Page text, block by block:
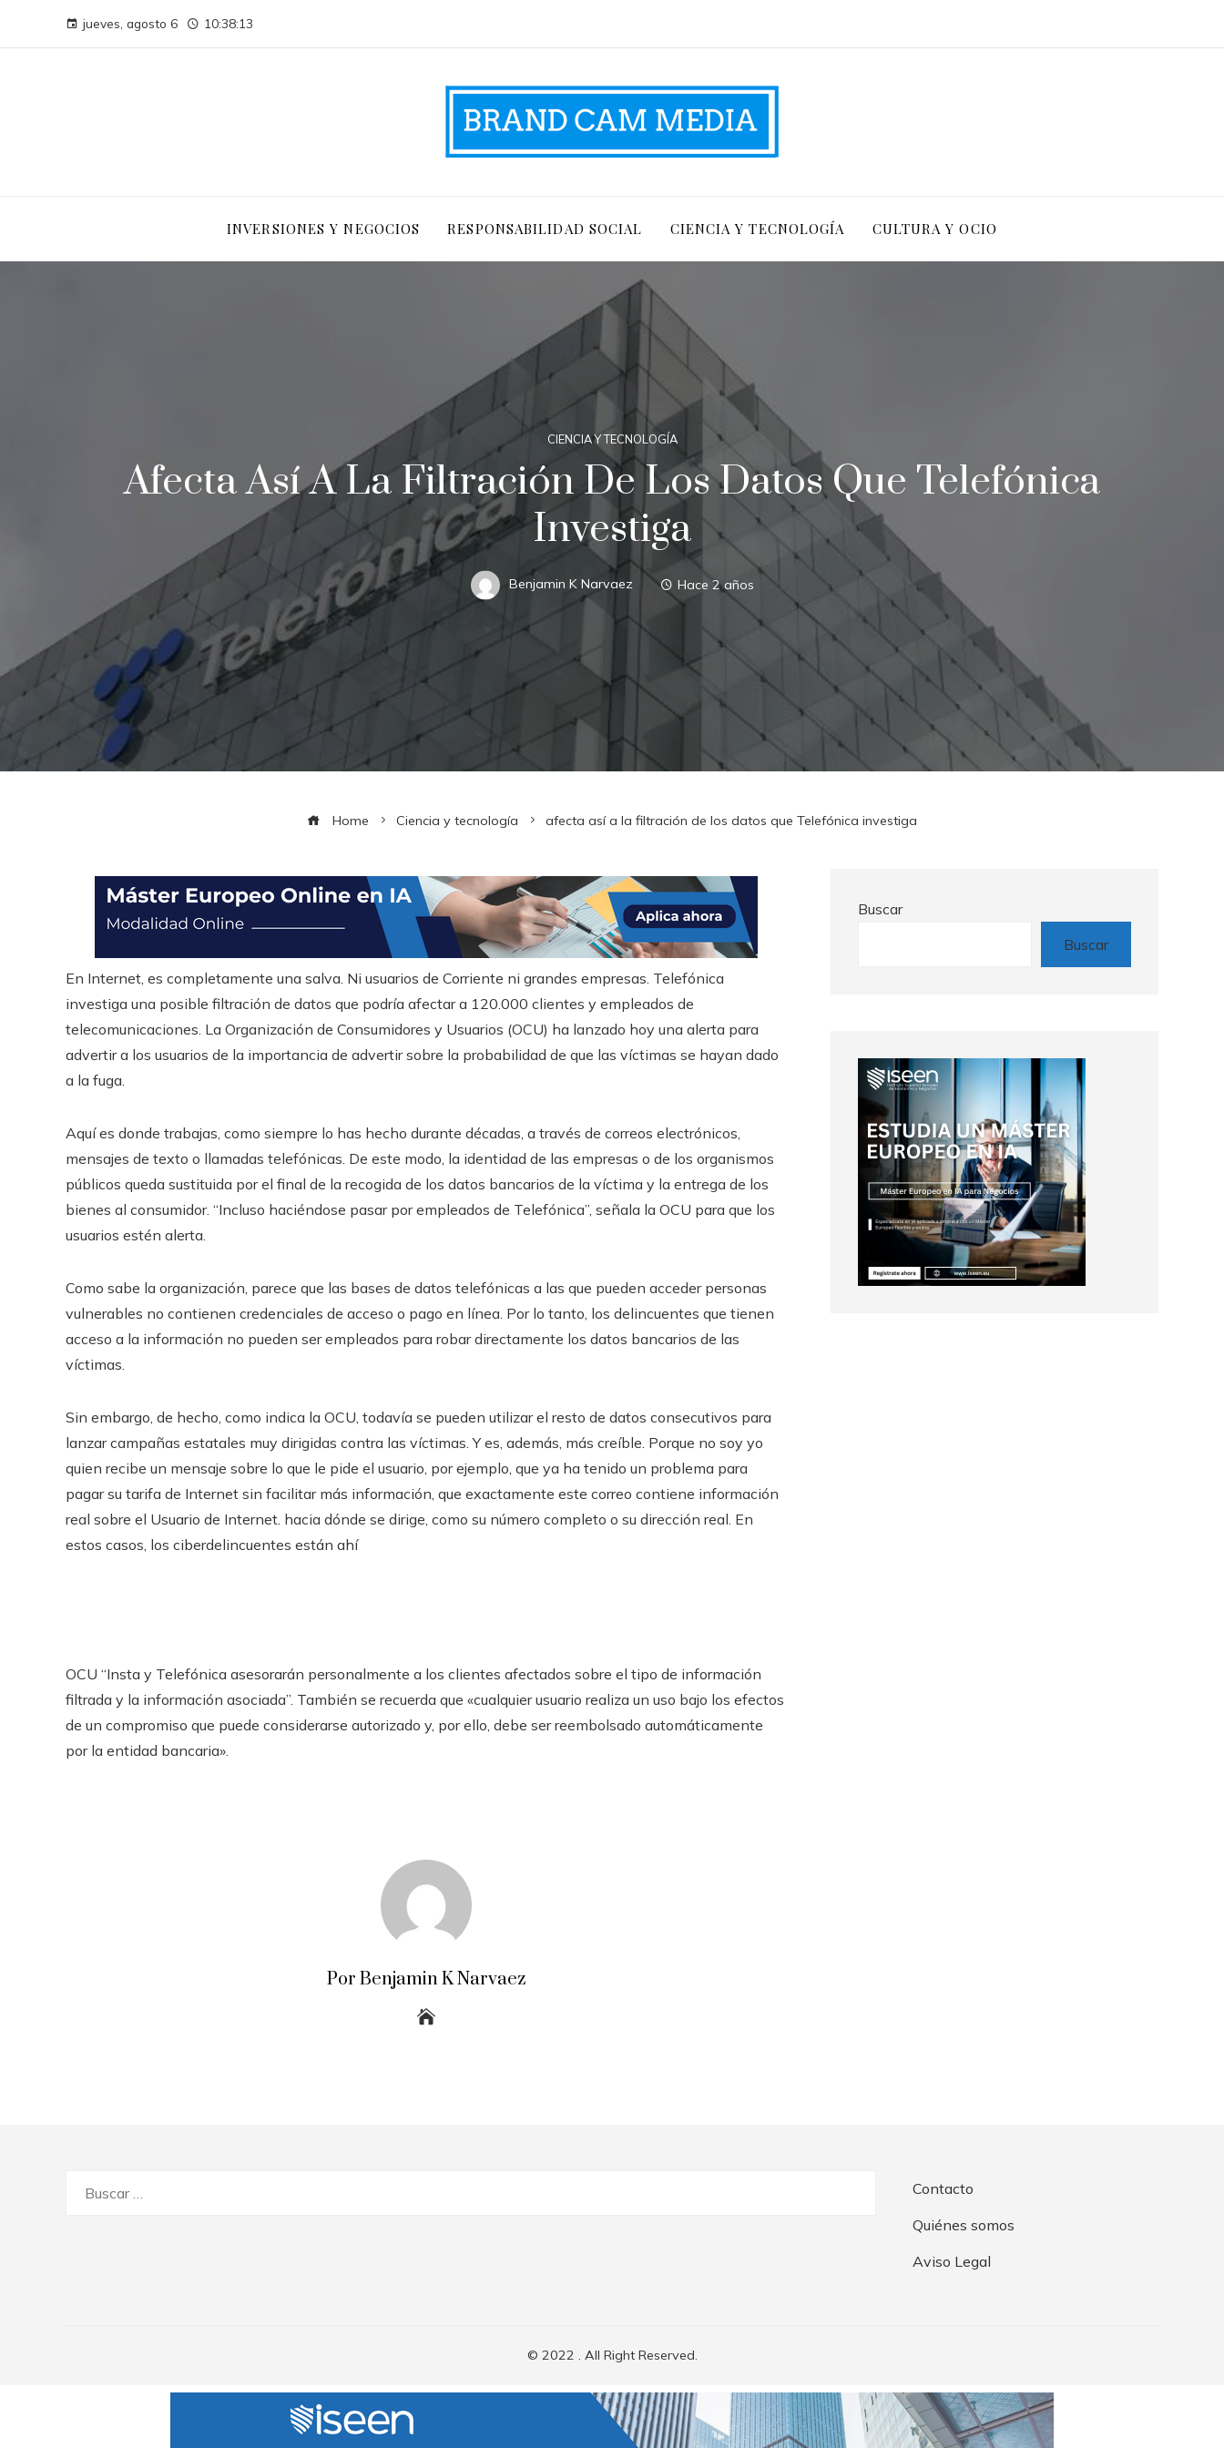
jueves, agosto 6 10:38:14
INVERSIONES Y NEGOCIOS RESPONSABILIDAD SOCIAL CIENCIA Y TECNOLOGÍA CULTURA Y OCIO
CIENCIA Y TECNOLOGÍA
Afecta Así A La Filtración De Los Datos Que Telefónica
Investiga
Benjamin K Narvaez Hace 2 años
Home Ciencia y tecnología afecta así a la filtración de los datos que Telefónica investiga
En Internet, es completamente una salva. Ni usuarios de Corriente ni grandes empresas. Telefónica
investiga una posible filtración de datos que podría afectar a 120.000 clientes y empleados de
telecomunicaciones. La Organización de Consumidores y Usuarios (OCU) ha lanzado hoy una alerta para
advertir a los usuarios de la importancia de advertir sobre la probabilidad de que las víctimas se hayan dado
a la fuga.
Aquí es donde trabajas, como siempre lo has hecho durante décadas, a través de correos electrónicos,
mensajes de texto o llamadas telefónicas. De este modo, la identidad de las empresas o de los organismos
públicos queda sustituida por el final de la recogida de los datos bancarios de la víctima y la entrega de los
bienes al consumidor. “Incluso haciéndose pasar por empleados de Telefónica”, señala la OCU para que los
usuarios estén alerta.
Como sabe la organización, parece que las bases de datos telefónicas a las que pueden acceder personas
vulnerables no contienen credenciales de acceso o pago en línea. Por lo tanto, los delincuentes que tienen
acceso a la información no pueden ser empleados para robar directamente los datos bancarios de las
víctimas.
Sin embargo, de hecho, como indica la OCU, todavía se pueden utilizar el resto de datos consecutivos para
lanzar campañas estatales muy dirigidas contra las víctimas. Y es, además, más creíble. Porque no soy yo
quien recibe un mensaje sobre lo que le pide el usuario, por ejemplo, que ya ha tenido un problema para
pagar su tarifa de Internet sin facilitar más información, que exactamente este correo contiene información
real sobre el Usuario de Internet. hacia dónde se dirige, como su número completo o su dirección real. En
estos casos, los ciberdelincuentes están ahí
OCU “Insta y Telefónica asesorarán personalmente a los clientes afectados sobre el tipo de información
filtrada y la información asociada”. También se recuerda que «cualquier usuario realiza un uso bajo los efectos
de un compromiso que puede considerarse autorizado y, por ello, debe ser reembolsado automáticamente
por la entidad bancaria».
Por Benjamin K Narvaez
Buscar
Buscar
Contacto
Quiénes somos
Aviso Legal
© 2022 . All Right Reserved.